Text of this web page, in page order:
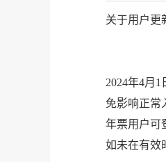
关于用户更
2024年4月
免影响正常
年票用户可
如未在有效